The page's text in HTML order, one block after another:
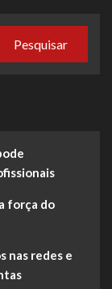
Pesquisar
força do
nas redes e